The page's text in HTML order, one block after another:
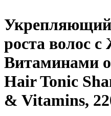
роста волос
Витаминами
Hair Tonic
& Vitamins,